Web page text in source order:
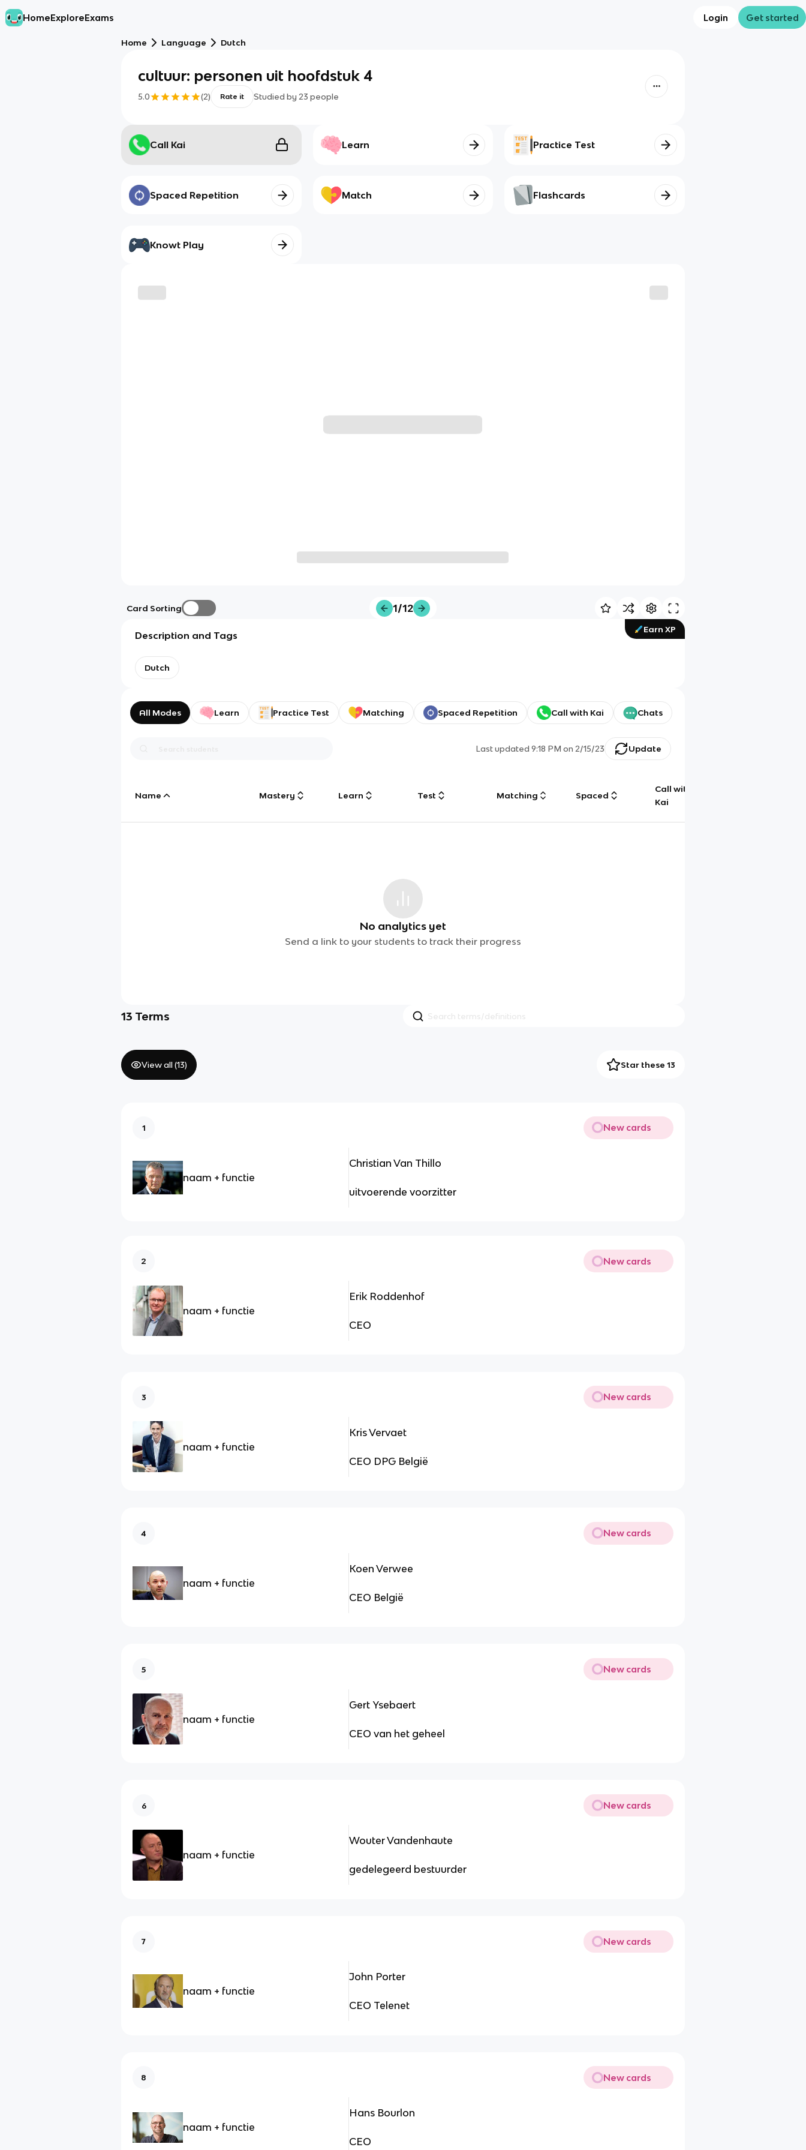
HomeExploreExams Login Get started
Home Language Dutch
cultuur: personen uit hoofdstuk 4
5.0 (2) Rate it Studied by 23 people
Call Kai Learn Practice Test
Spaced Repetition Match Flashcards
Knowt Play
Card Sorting 1/12
Earn XP
Description and Tags
Dutch
All Modes Learn Practice Test Matching Spaced Repetition Call with Kai Chats
Last updated9:18 PM on 2/15/23 Update
Name Mastery Learn Test Matching Spaced
Call with
Kai
No analytics yet
Send a link to your students to track their progress
13 Terms
View all (13) Star these 13
1 New cards
naam + functie
Christian Van Thillo
uitvoerende voorzitter
2 New cards
naam + functie
Erik Roddenhof
CEO
3 New cards
naam + functie
Kris Vervaet
CEO DPG België
4 New cards
naam + functie
Koen Verwee
CEO België
5 New cards
naam + functie
Gert Ysebaert
CEO van het geheel
6 New cards
naam + functie
Wouter Vandenhaute
gedelegeerd bestuurder
7 New cards
naam + functie
John Porter
CEO Telenet
8 New cards
naam + functie
Hans Bourlon
CEO